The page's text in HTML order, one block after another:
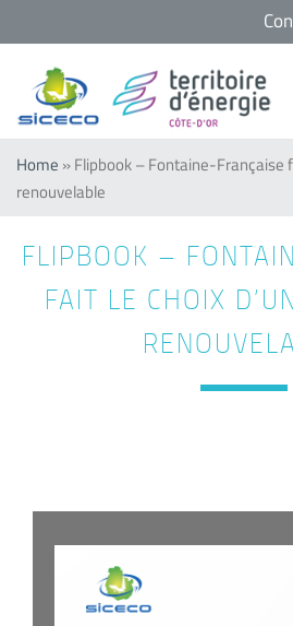
contenu
Home »Flipbook – Fontaine-Française
renouvelable
FLIPBOOK –
FAIT LE CHOIX